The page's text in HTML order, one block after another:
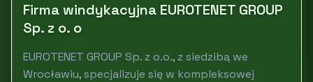
Firma windykacyjna EUROTENET GROUP
Sp. z o. o
EUROTENET GROUP Sp. z o.o., z siedzibą we
Wrocławiu, specjalizuje się w kompleksowej